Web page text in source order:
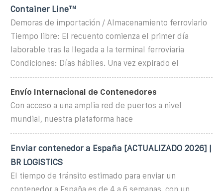
Container Line™
Demoras de importación / Almacenamiento ferroviario
Tiempo libre: El recuento comienza el primer día
laborable tras la llegada a la terminal ferroviaria
Condiciones: Días hábiles. Una vez expirado el
Envío Internacional de Contenedores
Con acceso a una amplia red de puertos a nivel
mundial, nuestra plataforma hace
Enviar contenedor a España [ACTUALIZADO 2026] |
BR LOGISTICS
El tiempo de tránsito estimado para enviar un
contenedor a España es de 4 a 6 semanas, con un